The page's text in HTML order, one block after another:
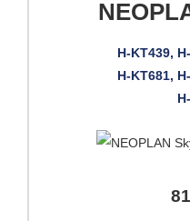
H-KT439,
H-KT681,